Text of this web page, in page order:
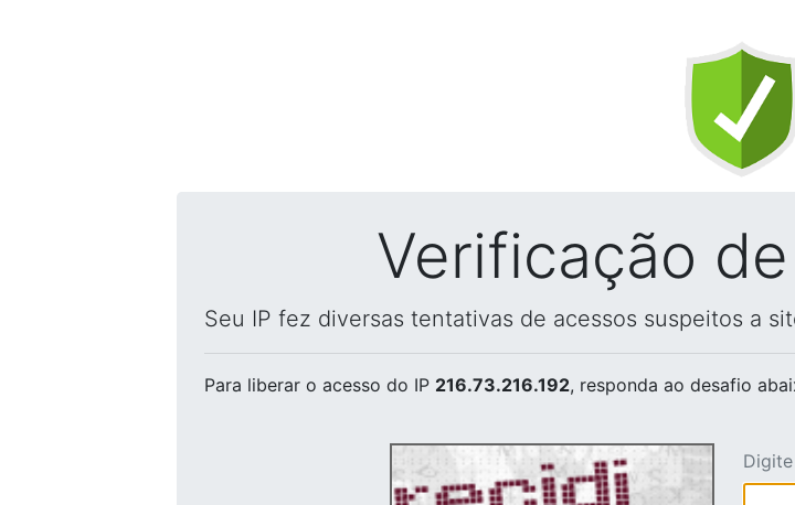
Verificação
Seu IP fez diversas tentativas de acessos suspeitos a
Para liberar o acesso do IP 216.73.216.192, responda ao desafio